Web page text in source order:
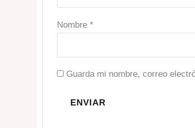
Nombre*
Guarda mi nombre, correo